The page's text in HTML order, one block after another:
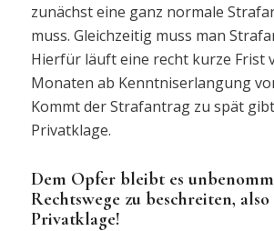
zunächst eine ganz normale
muss. Gleichzeitig muss man
Hierfür läuft eine recht kurze Frist
Monaten ab Kenntniserlangung
Kommt der Strafantrag zu spät
Privatklage.
Dem Opfer bleibt es
Rechtswege zu beschreiten,
Privatklage!